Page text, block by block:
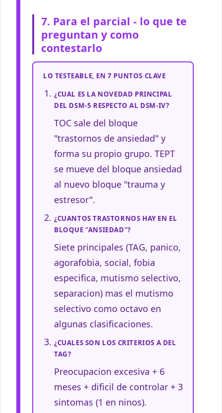
7. Para el parcial - lo que te
preguntan y como
contestarlo
LO TESTEABLE, EN 7 PUNTOS CLAVE
¿CUAL ES LA NOVEDAD PRINCIPAL
DEL DSM-5 RESPECTO AL DSM-IV?
TOC sale del bloque
"trastornos de ansiedad" y
forma su propio grupo. TEPT
se mueve del bloque ansiedad
al nuevo bloque "trauma y
estresor".
¿CUANTOS TRASTORNOS HAY EN EL
BLOQUE "ANSIEDAD"?
Siete principales (TAG, panico,
agorafobia, social, fobia
especifica, mutismo selectivo,
separacion) mas el mutismo
selectivo como octavo en
algunas clasificaciones.
¿CUALES SON LOS CRITERIOS A DEL
TAG?
Preocupacion excesiva + 6
meses + dificil de controlar + 3
sintomas (1 en ninos).